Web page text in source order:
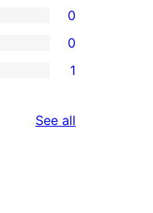
0
0
1
See all